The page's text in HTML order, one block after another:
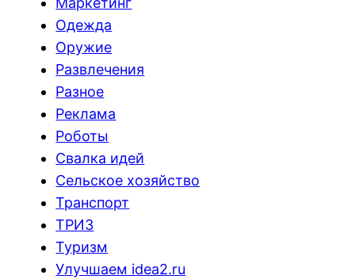
Одежда
Оружие
Развлечения
Разное
Реклама
Роботы
Свалка идей
Сельское хозяйство
Транспорт
ТРИЗ
Туризм
Улучшаем idea2.ru